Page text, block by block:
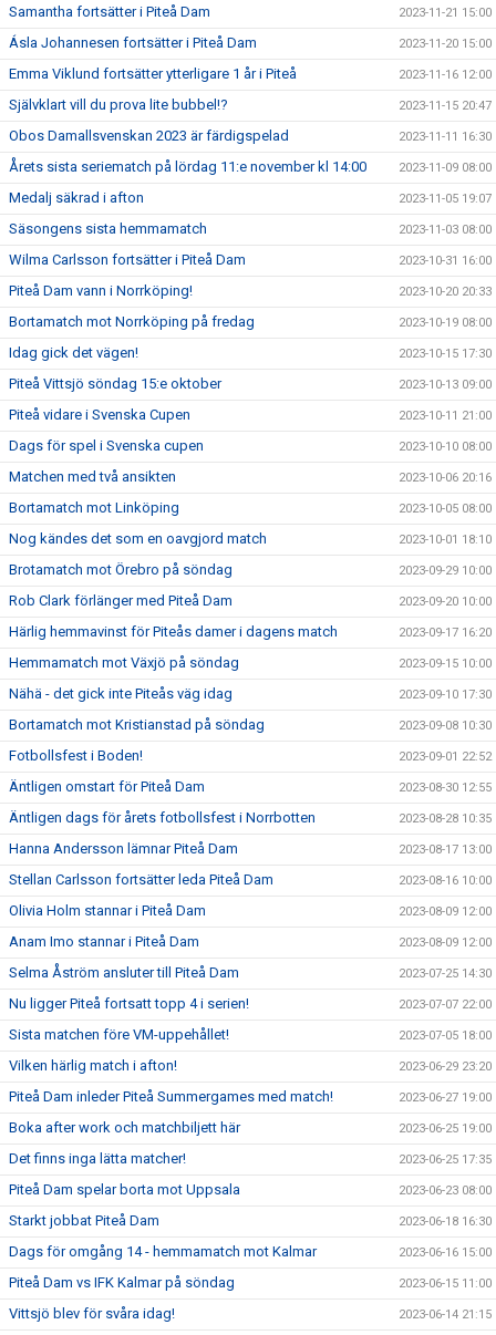
Samantha fortsätter i Piteå Dam 2023-11-21 15:00
Ásla Johannesen fortsätter i Piteå Dam 2023-11-20 15:00
Emma Viklund fortsätter ytterligare 1 år i Piteå 2023-11-16 12:00
Självklart vill du prova lite bubbel!? 2023-11-15 20:47
Obos Damallsvenskan 2023 är färdigspelad 2023-11-11 16:30
Årets sista seriematch på lördag 11:e november kl 14:00 2023-11-09 08:00
Medalj säkrad i afton 2023-11-05 19:07
Säsongens sista hemmamatch 2023-11-03 08:00
Wilma Carlsson fortsätter i Piteå Dam 2023-10-31 16:00
Piteå Dam vann i Norrköping! 2023-10-20 20:33
Bortamatch mot Norrköping på fredag 2023-10-19 08:00
Idag gick det vägen! 2023-10-15 17:30
Piteå Vittsjö söndag 15:e oktober 2023-10-13 09:00
Piteå vidare i Svenska Cupen 2023-10-11 21:00
Dags för spel i Svenska cupen 2023-10-10 08:00
Matchen med två ansikten 2023-10-06 20:16
Bortamatch mot Linköping 2023-10-05 08:00
Nog kändes det som en oavgjord match 2023-10-01 18:10
Brotamatch mot Örebro på söndag 2023-09-29 10:00
Rob Clark förlänger med Piteå Dam 2023-09-20 10:00
Härlig hemmavinst för Piteås damer i dagens match 2023-09-17 16:20
Hemmamatch mot Växjö på söndag 2023-09-15 10:00
Nähä - det gick inte Piteås väg idag 2023-09-10 17:30
Bortamatch mot Kristianstad på söndag 2023-09-08 10:30
Fotbollsfest i Boden! 2023-09-01 22:52
Äntligen omstart för Piteå Dam 2023-08-30 12:55
Äntligen dags för årets fotbollsfest i Norrbotten 2023-08-28 10:35
Hanna Andersson lämnar Piteå Dam 2023-08-17 13:00
Stellan Carlsson fortsätter leda Piteå Dam 2023-08-16 10:00
Olivia Holm stannar i Piteå Dam 2023-08-09 12:00
Anam Imo stannar i Piteå Dam 2023-08-09 12:00
Selma Åström ansluter till Piteå Dam 2023-07-25 14:30
Nu ligger Piteå fortsatt topp 4 i serien! 2023-07-07 22:00
Sista matchen före VM-uppehållet! 2023-07-05 18:00
Vilken härlig match i afton! 2023-06-29 23:20
Piteå Dam inleder Piteå Summergames med match! 2023-06-27 19:00
Boka after work och matchbiljett här 2023-06-25 19:00
Det finns inga lätta matcher! 2023-06-25 17:35
Piteå Dam spelar borta mot Uppsala 2023-06-23 08:00
Starkt jobbat Piteå Dam 2023-06-18 16:30
Dags för omgång 14 - hemmamatch mot Kalmar 2023-06-16 15:00
Piteå Dam vs IFK Kalmar på söndag 2023-06-15 11:00
Vittsjö blev för svåra idag! 2023-06-14 21:15